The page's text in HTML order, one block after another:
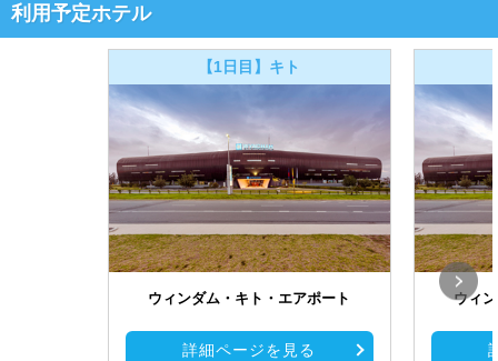
利用予定ホテル
【1日目】キト
ウィンダム・キト・エアポート
詳細ページを見る
ウィ